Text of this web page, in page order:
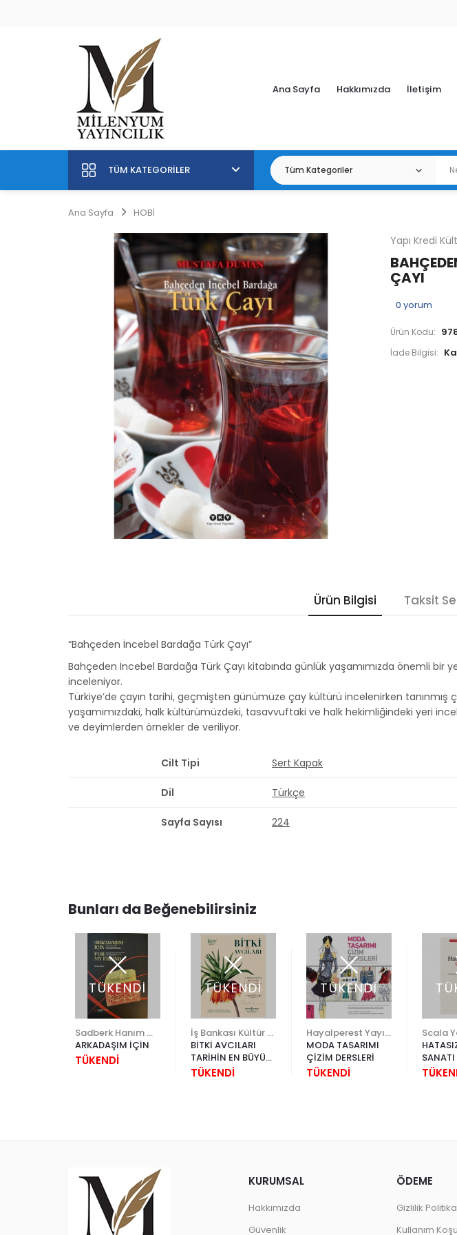
Ana Sayfa Hakkımızda İletişim
TÜM KATEGORILER
Ana Sayfa HOBİ
Yapı Kredi
ÇAYI
0 yorum
Ürün Kodu:
İade Bilgisi:
Ürün Bilgisi Taksit
“Bahçeden İncebel Bardağa Türk Çayı”
Bahçeden İncebel Bardağa Türk Çayı kitabında günlük yaşamımızda önemli
inceleniyor.
Türkiye’de çayın tarihi, geçmişten günümüze çay kültürü incelenirken tanınmış
yaşamımızdaki, halk kültürümüzdeki, tasavvuftaki ve halk hekimliğindeki yeri
ve deyimlerden örnekler de veriliyor.
Cilt Tipi Sert Kapak
Dil Türkçe
Sayfa Sayısı 224
Bunları da Beğenebilirsiniz
TÜKENDİ
ARKADAŞIM İÇİN
TÜKENDİ
TÜKENDİ
BİTKİ AVCILARI
TARİHİN EN BÜYÜK
BOTANİK
TÜKENDİ
TÜKENDİ
MODA TASARIMI
ÇİZİM DERSLERİ
TÜKENDİ
Scala
SANATI
DOBELLİ
KURUMSAL
Hakkımızda
Güvenlik
ÖDEME
Gizlilik
Kullanım